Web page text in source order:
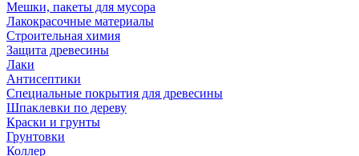
Мешки, пакеты для мусора
Лакокрасочные материалы
Строительная химия
Защита древесины
Лаки
Антисептики
Специальные покрытия для древесины
Шпаклевки по дереву
Краски и грунты
Грунтовки
Коллер